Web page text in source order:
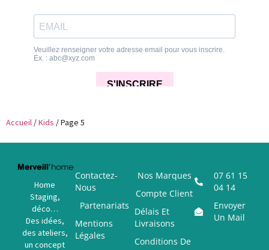
Accueil /Kids / Page 5
Home
Staging,
déco…
Des idées,
des ateliers,
un concept
Contactez-
Nous
Partenariats
Mentions
Légales
Nos Marques
Compte Client
Délais Et
Livraisons
Conditions De
07 61 15
04 14
Envoyer
Un Mail